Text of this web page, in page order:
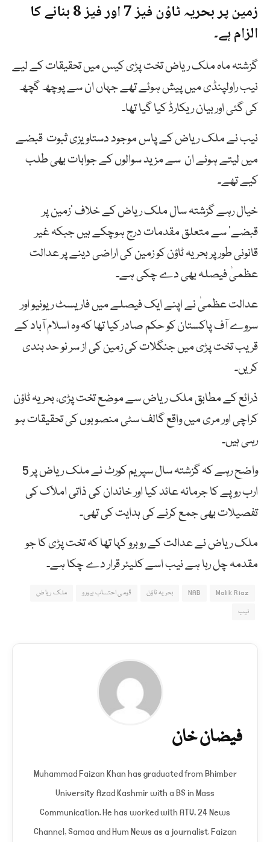
زمین پر بحریہ ٹاؤن فیز 7 اور فیز 8 بنانے کا
الزام ہے۔
گزشتہ ماہ ملک ریاض تخت پڑی کیس میں تحقیقات کے لیے
نیب راولپنڈی میں پیش ہوئے تھے جہاں ان سے پوچھ گچھ
کی گئی اور بیان ریکارڈ کیا گیا تھا۔
نیب نے ملک ریاض کے پاس موجود دستاویزی ثبوت قبضے
میں لیتے ہوئے ان سے مزید سوالوں کے جوابات بھی طلب
کیے تھے۔
خیال رہے گزشتہ سال ملک ریاض کے خلاف ’زمین پر
قبضے‘ سے متعلق مقدمات درج ہوچکے ہیں جبکہ غیر
قانونی طور پر بحریہ ٹاؤن کو زمین کی اراضی دینے پر عدالت
عظمیٰ فیصلہ بھی دے چکی ہے۔
عدالت عظمیٰ نے اپنے ایک فیصلے میں فاریسٹ ریونیو اور
سروے آف پاکستان کو حکم صادر کیا تھا کہ وہ اسلام آباد کے
قریب تخت پڑی میں جنگلات کی زمین کی از سر نو حد بندی
کریں۔
ذرائع کے مطابق ملک ریاض سے موضع تخت پڑی، بحریہ ٹاؤن
کراچی اور مری میں واقع گالف سٹی منصوبوں کی تحقیقات ہو
رہی ہیں۔
واضح رہے کہ گزشتہ سال سپریم کورٹ نے ملک ریاض پر 5
ارب روپے کا جرمانہ عائد کیا اور خاندان کی ذاتی املاک کی
تفصیلات بھی جمع کرنے کی ہدایت کی تھی۔
ملک ریاض نے عدالت کے روبرو کہا تھا کہ تخت پڑی کا جو
مقدمہ چل رہا ہے نیب اسے کلیئر قرار دے چکا ہے۔
Malik Riaz
NAB بحریہ ٹاؤن قومی احتساب بیورو
ملک ریاض
نیب
فیضان خان
Muhammad Faizan Khan has graduated from Bhimber
University Azad Kashmir with a BS in Mass
Communication. He has worked with ATV, 24 News
Channel, Samaa and Hum News as a journalist. Faizan